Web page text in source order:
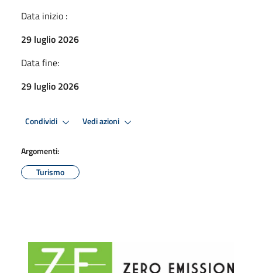
Data inizio :
29 luglio 2026
Data fine:
29 luglio 2026
Condividi Vedi azioni
Argomenti:
Turismo